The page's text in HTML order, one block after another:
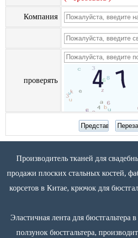
Компания
проверять
Производитель тканей для
продажи плоских стальных костей,
корсетов в Китае, крючок для
Эластичная лента для бюстгальтера
ползунок бюстгальтера,